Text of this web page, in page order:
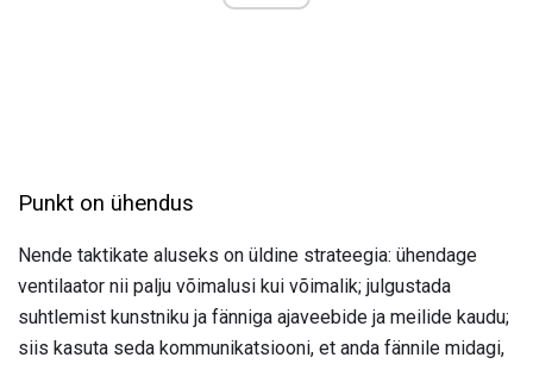
Punkt on ühendus
Nende taktikate aluseks on üldine strateegia: ühendage
ventilaator nii palju võimalusi kui võimalik; julgustada
suhtlemist kunstniku ja fänniga ajaveebide ja meilide kaudu;
siis kasuta seda kommunikatsiooni, et anda fännile midagi,